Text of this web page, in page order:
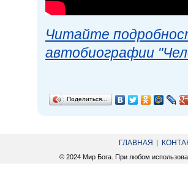
Читайте
автобиографии
Поделиться…
ГЛАВНАЯ
© 2024 Мир Бога. При любом